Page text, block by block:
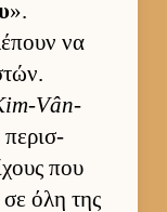
».
να
Vân-
περισ­
που
σε όλη της